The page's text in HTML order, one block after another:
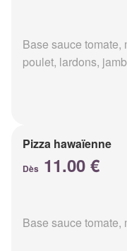
Base sauce
poulet, lardons,
Pizza hawaïenne
Dès 11.00 €
Base sauce